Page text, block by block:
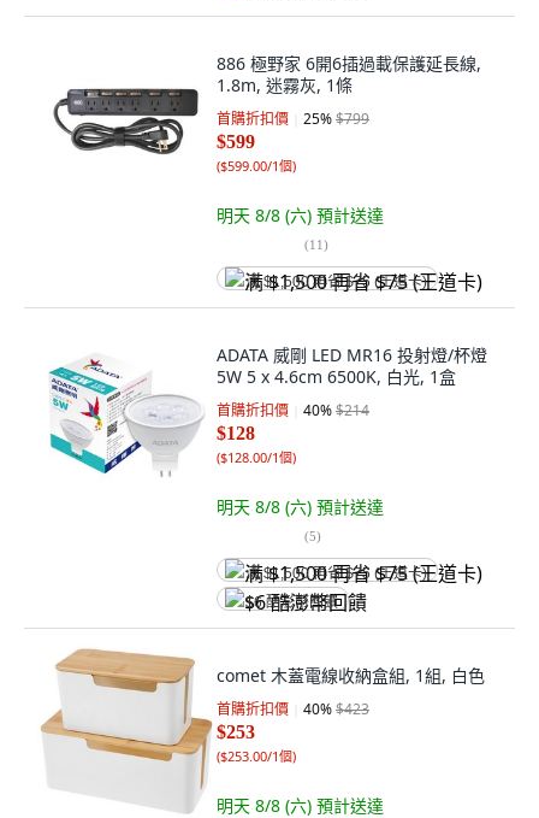
886 極野家 6開6插過載保護延長線,
1.8m, 迷霧灰, 1條
首購折扣價 25%$799
$599
($599.00/1個)
明天 8/8 (六) 預計送達
(11)
满 $1,500 再省 $75 (王道卡)
ADATA 威剛 LED MR16 投射燈/杯燈
5W 5 x 4.6cm 6500K, 白光, 1盒
首購折扣價 40%$214
$128
($128.00/1個)
明天 8/8 (六) 預計送達
(5)
满 $1,500 再省 $75 (王道卡)
$6 酷澎幣回饋
comet 木蓋電線收納盒組, 1組, 白色
首購折扣價 40%$423
$253
($253.00/1個)
明天 8/8 (六) 預計送達